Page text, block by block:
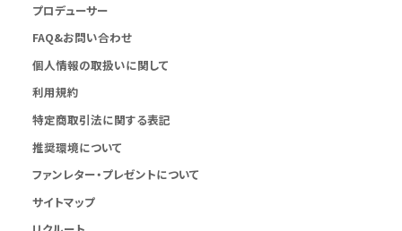
プロデューサー
FAQ&お問い合わせ
個人情報の取扱いに関して
利用規約
特定商取引法に関する表記
推奨環境について
ファンレター・プレゼントについて
サイトマップ